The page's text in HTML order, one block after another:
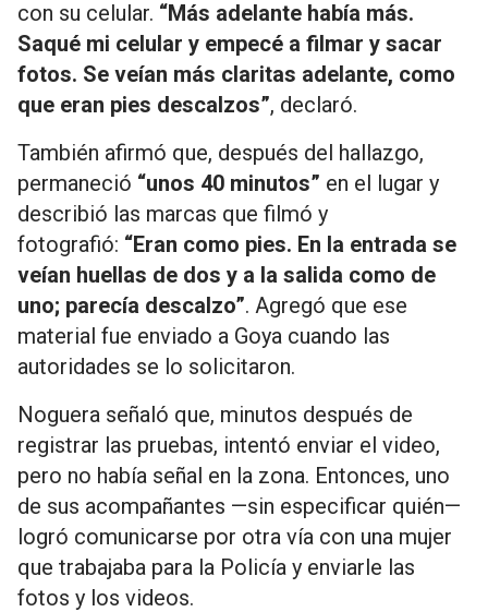
con su celular. “Más adelante había más.
Saqué mi celular y empecé a filmar y sacar
fotos. Se veían más claritas adelante, como
que eran pies descalzos”, declaró.
También afirmó que, después del hallazgo,
permaneció “unos 40 minutos” en el lugar y
describió las marcas que filmó y
fotografió: “Eran como pies. En la entrada se
veían huellas de dos y a la salida como de
uno; parecía descalzo”. Agregó que ese
material fue enviado a Goya cuando las
autoridades se lo solicitaron.
Noguera señaló que, minutos después de
registrar las pruebas, intentó enviar el video,
pero no había señal en la zona. Entonces, uno
de sus acompañantes —sin especificar quién—
logró comunicarse por otra vía con una mujer
que trabajaba para la Policía y enviarle las
fotos y los videos.